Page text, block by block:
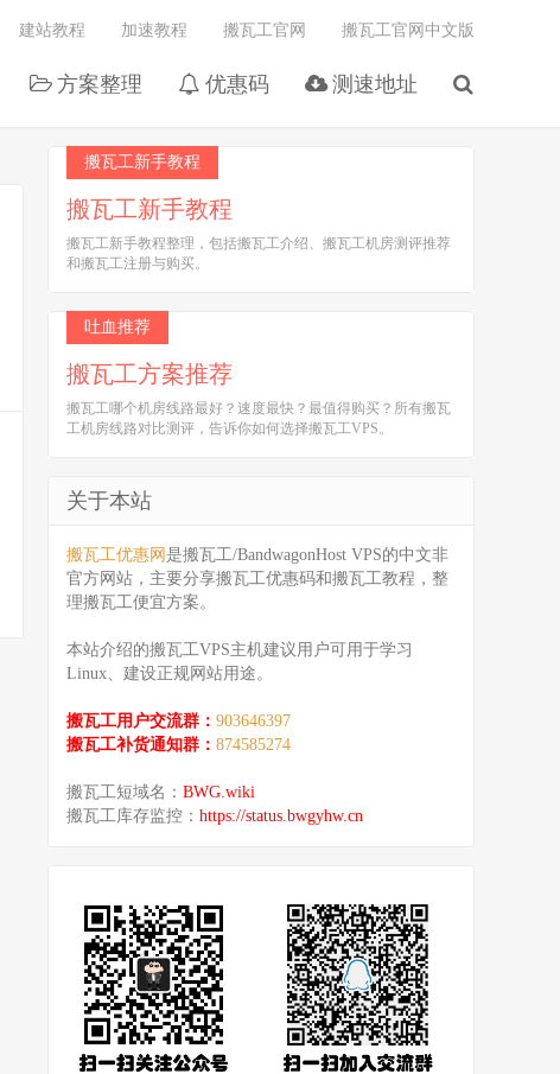
方案整理 优惠码 测速地址
建站教程 加速教程 搬瓦工官网 搬瓦工官网中文版
搬瓦工新手教程
搬瓦工新手教程
搬瓦工新手教程整理，包括搬瓦工介绍、搬瓦工机房测评推荐
和搬瓦工注册与购买。
吐血推荐
搬瓦工方案推荐
搬瓦工哪个机房线路最好？速度最快？最值得购买？所有搬瓦
工机房线路对比测评，告诉你如何选择搬瓦工VPS。
关于本站
搬瓦工优惠网 是搬瓦工/BandwagonHost VPS的中文非
官方网站，主要分享搬瓦工优惠码和搬瓦工教程，整
理搬瓦工便宜方案。
本站介绍的搬瓦工VPS主机建议用户可用于学习
Linux、建设正规网站用途。
搬瓦工用户交流群： 903646397
搬瓦工补货通知群： 874585274
搬瓦工短域名： BWG.wiki
搬瓦工库存监控： https://status.bwgyhw.cn